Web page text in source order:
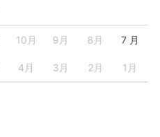
10月 9月 8月 7 月
4月 3月 2月 1月